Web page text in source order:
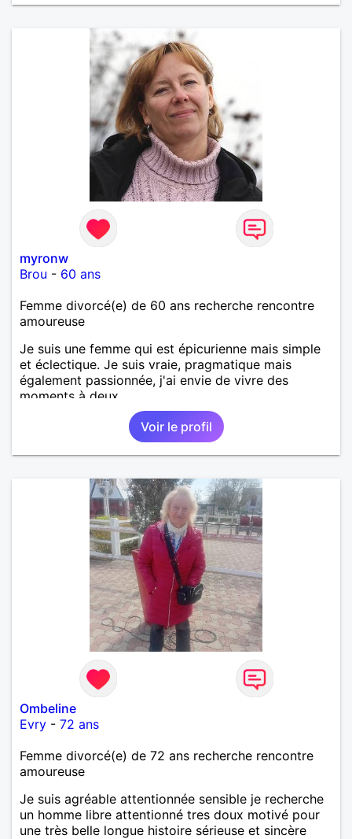
myronw
Brou - 60 ans
Femme divorcé(e) de 60 ans recherche rencontre
amoureuse
Je suis une femme qui est épicurienne mais simple
et éclectique. Je suis vraie, pragmatique mais
également passionnée, j'ai envie de vivre des
moments à deux.
Voir le profil
Ombeline
Evry - 72 ans
Femme divorcé(e) de 72 ans recherche rencontre
amoureuse
Je suis agréable attentionnée sensible je recherche
un homme libre attentionné tres doux motivé pour
une très belle longue histoire sérieuse et sincère